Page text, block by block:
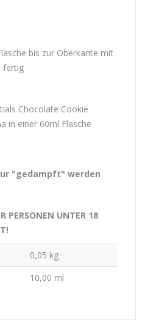
bis zur Oberkante mit
fertig
Chocolate Cookie
in einer 60ml Flasche
"gedampft" werden
PERSONEN UNTER 18
0,05 kg
10,00 ml